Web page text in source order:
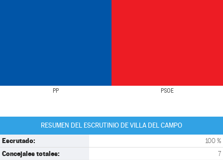
PP PSOE
RESUMEN DEL ESCRUTINIO DE VILLA DEL CAMPO
Escrutado: 100 %
Concejales totales: 7